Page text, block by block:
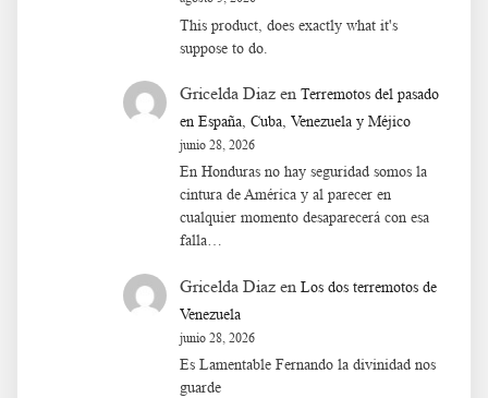
This product, does exactly what it's
suppose to do.
Gricelda Diaz en Terremotos del pasado
en España, Cuba, Venezuela y Méjico
junio 28, 2026
En Honduras no hay seguridad somos la
cintura de América y al parecer en
cualquier momento desaparecerá con esa
falla…
Gricelda Diaz en Los dos terremotos de
Venezuela
junio 28, 2026
Es Lamentable Fernando la divinidad nos
guarde